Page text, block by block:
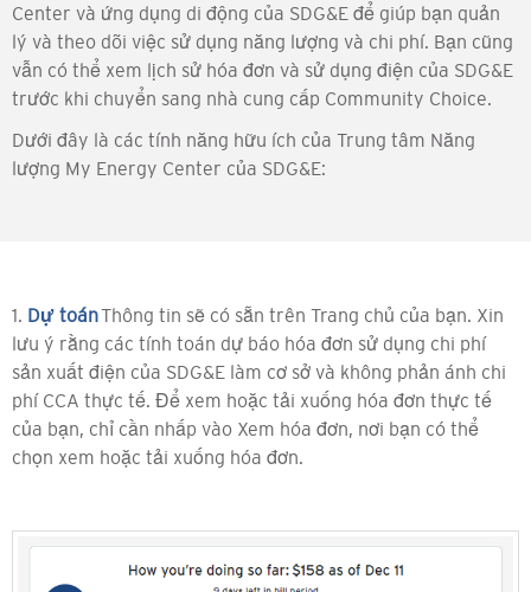
Center và ứng dụng di động của SDG&E để giúp bạn quản
lý và theo dõi việc sử dụng năng lượng và chi phí. Bạn cũng
vẫn có thể xem lịch sử hóa đơn và sử dụng điện của SDG&E
trước khi chuyển sang nhà cung cấp Community Choice.
Dưới đây là các tính năng hữu ích của Trung tâm Năng
lượng My Energy Center của SDG&E:
1. Dự toánThông tin sẽ có sẵn trên Trang chủ của bạn. Xin
lưu ý rằng các tính toán dự báo hóa đơn sử dụng chi phí
sản xuất điện của SDG&E làm cơ sở và không phản ánh chi
phí CCA thực tế. Để xem hoặc tải xuống hóa đơn thực tế
của bạn, chỉ cần nhấp vào Xem hóa đơn, nơi bạn có thể
chọn xem hoặc tải xuống hóa đơn.